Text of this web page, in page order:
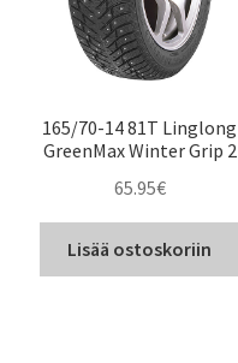
165/70-14 81T Linglong
GreenMax Winter Grip 2
65.95€
Lisää ostoskoriin